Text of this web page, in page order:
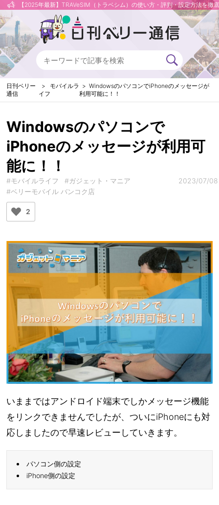
【2025年最新】TRAVeSIM（トラベシム）の使い方・評判・設定方法を徹
日刊ベリー
通信
モバイルラ
イフ
WindowsのパソコンでiPhoneのメッセージが
利用可能に！！
Windowsのパソコンで
iPhoneのメッセージが利用可
能に！！
#モバイルライフ
#ガジェット・マニア
#ベリーモバイル バンコク店
2023/07/08
2
いままではアンドロイド端末でしかメッセージ機能
をリンクできませんでしたが、ついにiPhoneにも対
応しましたので早速レビューしていきます。
パソコン側の設定
iPhone側の設定